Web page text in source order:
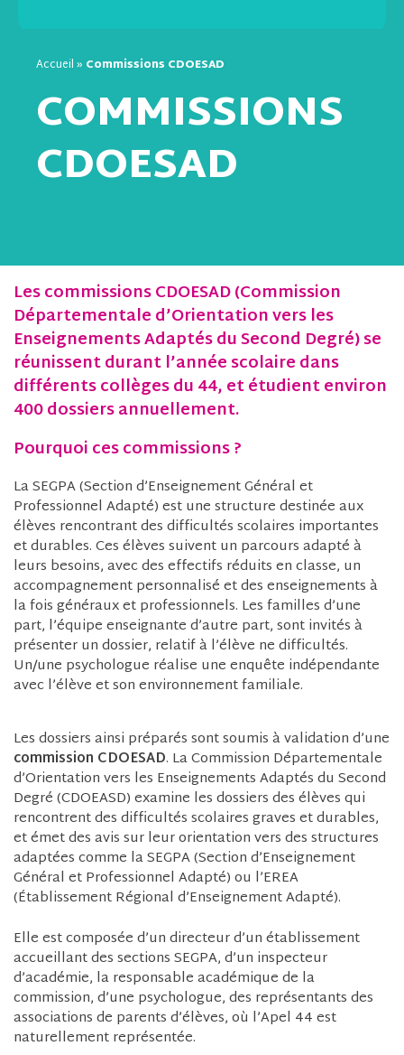
Accueil» Commissions CDOESAD
COMMISSIONS
CDOESAD
Les commissions CDOESAD (Commission
Départementale d’Orientation vers les
Enseignements Adaptés du Second Degré) se
réunissent durant l’année scolaire dans
différents collèges du 44, et étudient environ
400 dossiers annuellement.
Pourquoi ces commissions ?
La SEGPA (Section d’Enseignement Général et
Professionnel Adapté) est une structure destinée aux
élèves rencontrant des difficultés scolaires importantes
et durables. Ces élèves suivent un parcours adapté à
leurs besoins, avec des effectifs réduits en classe, un
accompagnement personnalisé et des enseignements à
la fois généraux et professionnels. Les familles d’une
part, l’équipe enseignante d’autre part, sont invités à
présenter un dossier, relatif à l’élève ne difficultés.
Un/une psychologue réalise une enquête indépendante
avec l’élève et son environnement familiale.
Les dossiers ainsi préparés sont soumis à validation d’une
commission CDOESAD. La Commission Départementale
d’Orientation vers les Enseignements Adaptés du Second
Degré (CDOEASD) examine les dossiers des élèves qui
rencontrent des difficultés scolaires graves et durables,
et émet des avis sur leur orientation vers des structures
adaptées comme la SEGPA (Section d’Enseignement
Général et Professionnel Adapté) ou l’EREA
(Établissement Régional d’Enseignement Adapté).
Elle est composée d’un directeur d’un établissement
accueillant des sections SEGPA, d’un inspecteur
d’académie, la responsable académique de la
commission, d’une psychologue, des représentants des
associations de parents d’élèves, où l’Apel 44 est
naturellement représentée.